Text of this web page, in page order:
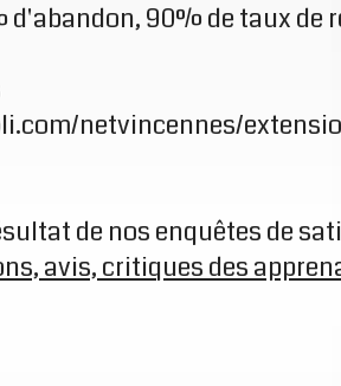
d'abandon, 90% de taux de
netvincennes/
de nos enquêtes de
avis, critiques des